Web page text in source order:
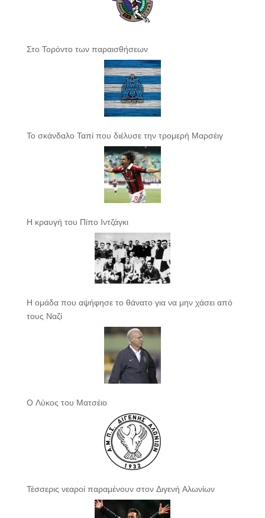
Στο Τορόντο των παραισθήσεων
Το σκάνδαλο Ταπί που διέλυσε την τρομερή Μαρσέιγ
Η κραυγή του Πίπο Ιντζάγκι
Η ομάδα που αψήφησε το θάνατο για να μην χάσει από
τους Ναζί
Ο Λύκος του Ματσέιο
Τέσσερις νεαροί παραμένουν στον Διγενή Αλωνίων